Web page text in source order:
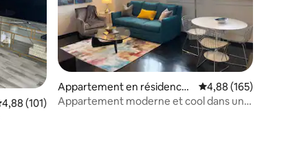
moyenne sur la base de 101 commentaires : 4,88 sur 5
4,88 (101)
Appartement en résidence ⋅
La Nouvelle-Orléans
Évaluation moyenne
4,88 (165)
Appartement moderne et cool dans un